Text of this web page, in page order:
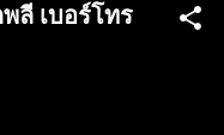
ลี เบอร์โทร